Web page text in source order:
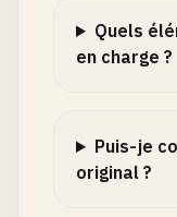
Quels
en charge ?
Puis-je
original ?